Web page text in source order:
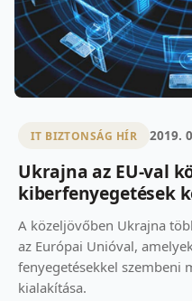
IT BIZTONSÁG HÍR 2019.
Ukrajna az EU-val
kiberfenyegetések
A közeljövőben Ukrajna
az Európai Unióval,
fenyegetésekkel szembeni
kialakítása.